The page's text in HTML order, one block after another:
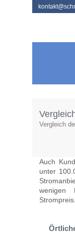
Vergleich
Auch
unter
wenigen
Strompreis.